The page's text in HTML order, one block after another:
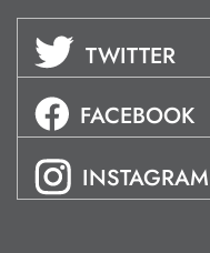
TWITTER
FACEBOOK
INSTAGRAM